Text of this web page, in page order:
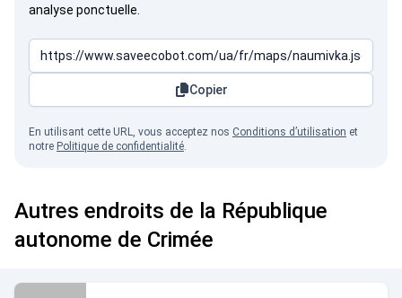
analyse ponctuelle.
Copier
En utilisant cette URL, vous acceptez nos Conditions d’utilisation et
notre Politique de confidentialité.
Autres endroits de la République
autonome de Crimée